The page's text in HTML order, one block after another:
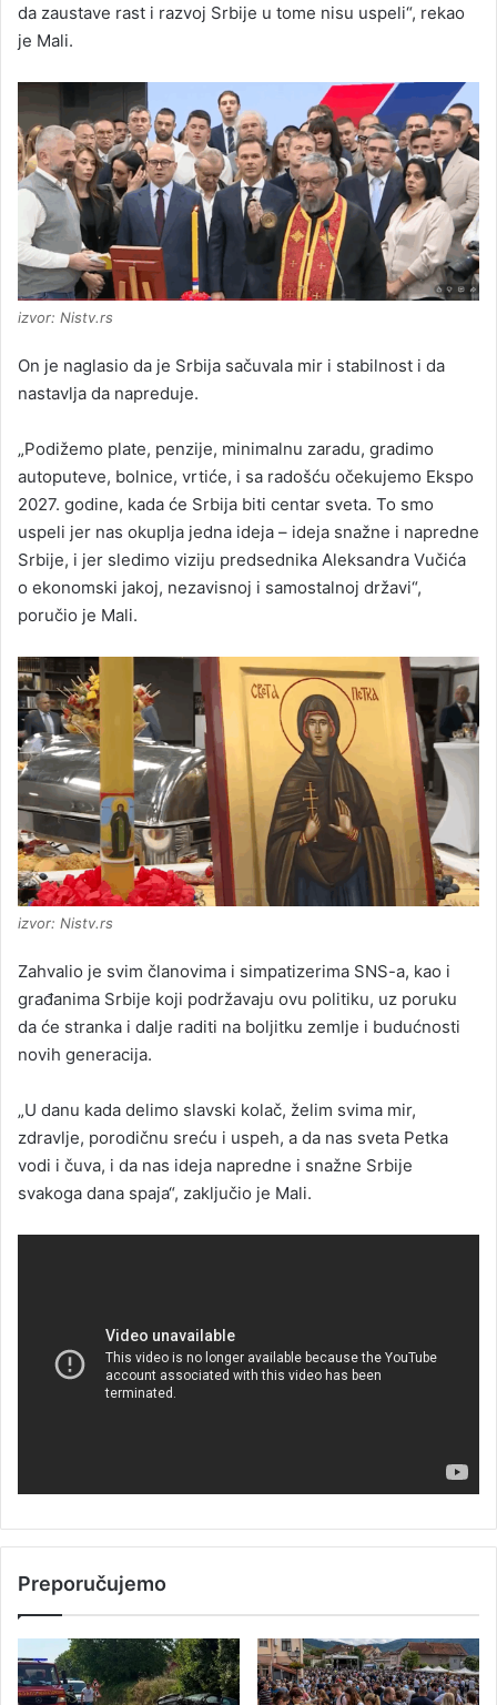
da zaustave rast i razvoj Srbije u tome nisu uspeli“, rekao
je Mali.
izvor: Nistv.rs
On je naglasio da je Srbija sačuvala mir i stabilnost i da
nastavlja da napreduje.
„Podižemo plate, penzije, minimalnu zaradu, gradimo
autoputeve, bolnice, vrtiće, i sa radošću očekujemo Ekspo
2027. godine, kada će Srbija biti centar sveta. To smo
uspeli jer nas okuplja jedna ideja – ideja snažne i napredne
Srbije, i jer sledimo viziju predsednika Aleksandra Vučića
o ekonomski jakoj, nezavisnoj i samostalnoj državi“,
poručio je Mali.
izvor: Nistv.rs
Zahvalio je svim članovima i simpatizerima SNS-a, kao i
građanima Srbije koji podržavaju ovu politiku, uz poruku
da će stranka i dalje raditi na boljitku zemlje i budućnosti
novih generacija.
„U danu kada delimo slavski kolač, želim svima mir,
zdravlje, porodičnu sreću i uspeh, a da nas sveta Petka
vodi i čuva, i da nas ideja napredne i snažne Srbije
svakoga dana spaja“, zaključio je Mali.
Preporučujemo